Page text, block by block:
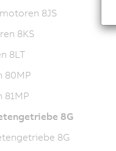
8JS
8KS
8LT
80MP
8G
8G